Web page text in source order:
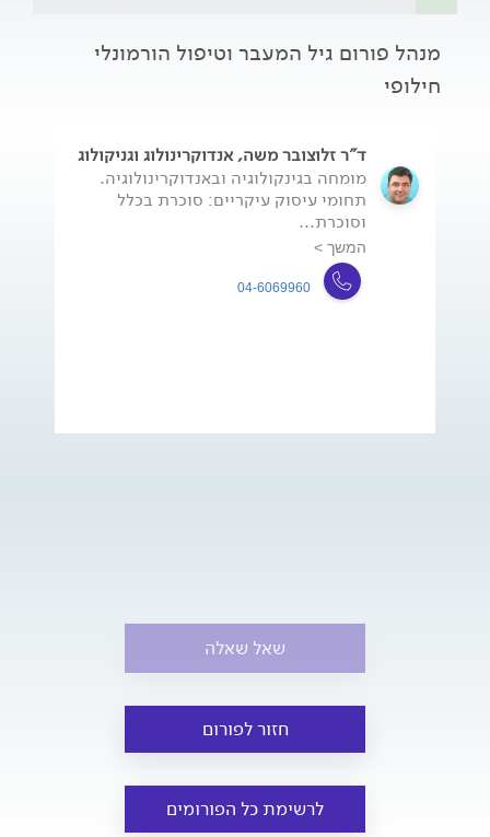
מנהל פורום גיל המעבר וטיפול הורמונלי
חילופי
ד"ר זלוצובר משה, אנדוקרינולוג וגניקולוג
מומחה בגינקולוגיה ובאנדוקרינולוגיה.
תחומי עיסוק עיקריים: סוכרת בכלל
וסוכרת...
המשך >
04-6069960
שאל שאלה
חזור לפורום
לרשימת כל הפורומים